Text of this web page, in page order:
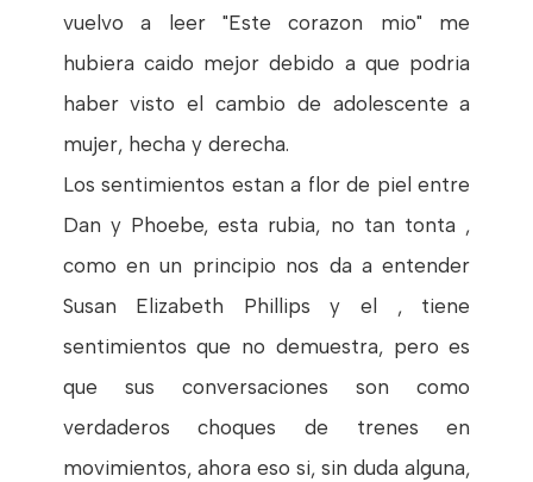
vuelvo a leer "Este corazon mio" me
hubiera caido mejor debido a que podria
haber visto el cambio de adolescente a
mujer, hecha y derecha.
Los sentimientos estan a flor de piel entre
Dan y Phoebe, esta rubia, no tan tonta ,
como en un principio nos da a entender
Susan Elizabeth Phillips y el , tiene
sentimientos que no demuestra, pero es
que sus conversaciones son como
verdaderos choques de trenes en
movimientos, ahora eso si, sin duda alguna,